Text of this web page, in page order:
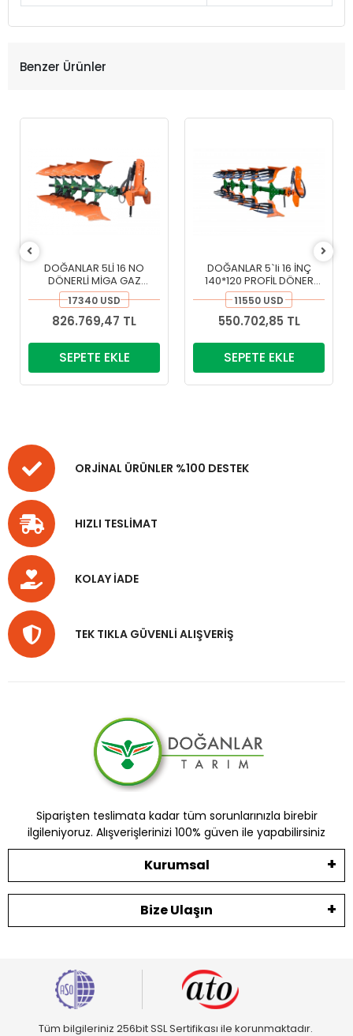
Benzer Ürünler
DOĞANLAR 5Lİ 16 NO
DÖNERLİ MİGA GAZ
EMNİYETLİ OTOMATİK
PULLUK
17340 USD
826.769,47 TL
SEPETE EKLE
DOĞANLAR 5`li 16 İNÇ
140*120 PROFİL DÖNER
KULAKLI PİMKESEN PULLUK
11550 USD
550.702,85 TL
SEPETE EKLE
ORJİNAL ÜRÜNLER %100 DESTEK
HIZLI TESLİMAT
KOLAY İADE
TEK TIKLA GÜVENLİ ALIŞVERİŞ
Siparişten teslimata kadar tüm sorunlarınızla birebir
ilgileniyoruz. Alışverişlerinizi 100% güven ile yapabilirsiniz
Kurumsal
Bize Ulaşın
Tüm bilgileriniz 256bit SSL Sertifikası ile korunmaktadır.